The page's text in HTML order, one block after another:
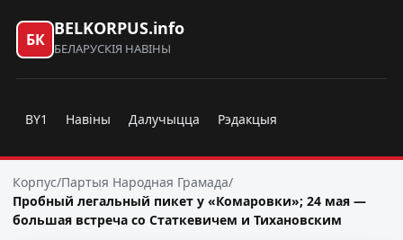
БК
BELKORPUS.info
БЕЛАРУСКІЯ НАВІНЫ
BY1 Навіны Далучыцца Рэдакцыя
Корпус/Партыя Народная Грамада/
Пробный легальный пикет у «Комаровки»; 24 мая —
большая встреча со Статкевичем и Тихановским